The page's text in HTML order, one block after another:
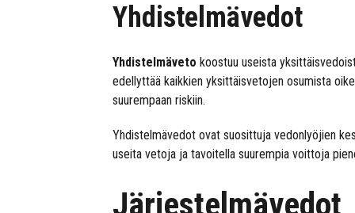
Yhdistelmävedot
Yhdistelmäveto koostuu useista
edellyttää kaikkien yksittäisvetojen osumista
suurempaan riskiin.
Yhdistelmävedot ovat suosittuja vedonlyöjien
useita vetoja ja tavoitella suurempia voittoja
Järjestelmävedot